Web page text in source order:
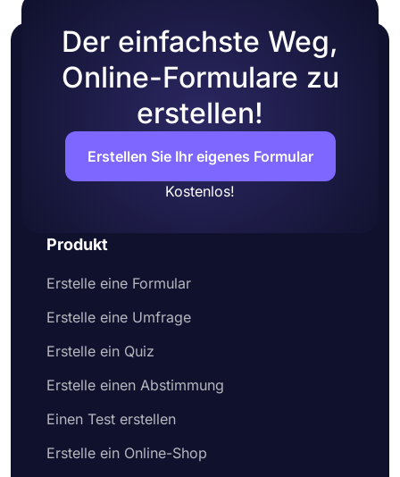
Der einfachste Weg,
Online-Formulare zu
erstellen!
Erstellen Sie Ihr eigenes Formular
Kostenlos!
Produkt
Erstelle eine Formular
Erstelle eine Umfrage
Erstelle ein Quiz
Erstelle einen Abstimmung
Einen Test erstellen
Erstelle ein Online-Shop